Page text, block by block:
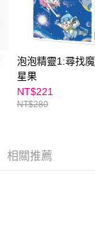
泡泡精靈1:尋找
星果
NT$221
NT$280
相關推薦